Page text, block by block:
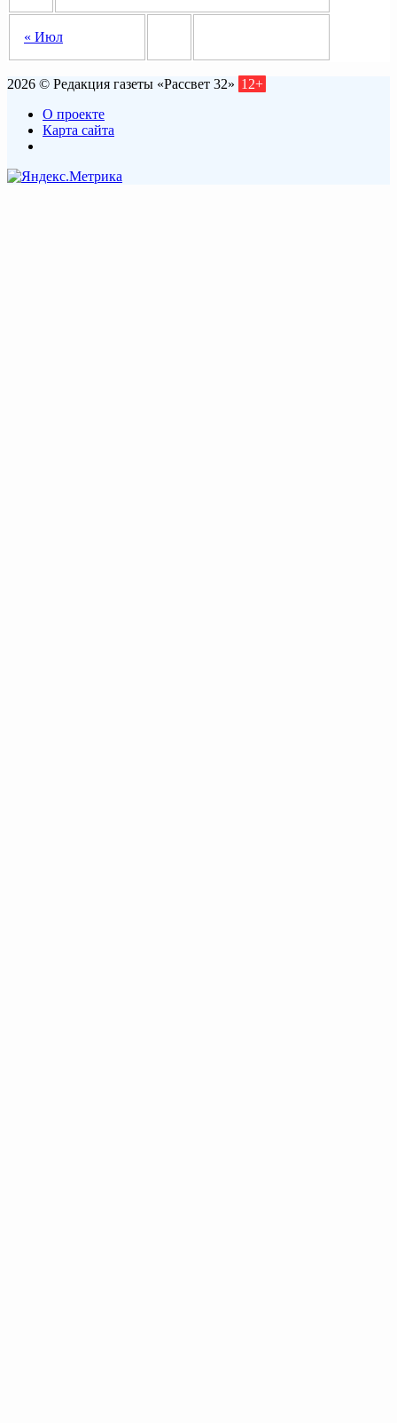
« Июл
2026 © Редакция газеты «Рассвет 32» 12+
О проекте
Карта сайта